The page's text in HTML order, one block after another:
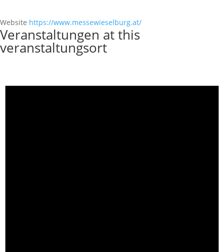
Website https://www.messewieselburg.at/
Veranstaltungen at this
veranstaltungsort